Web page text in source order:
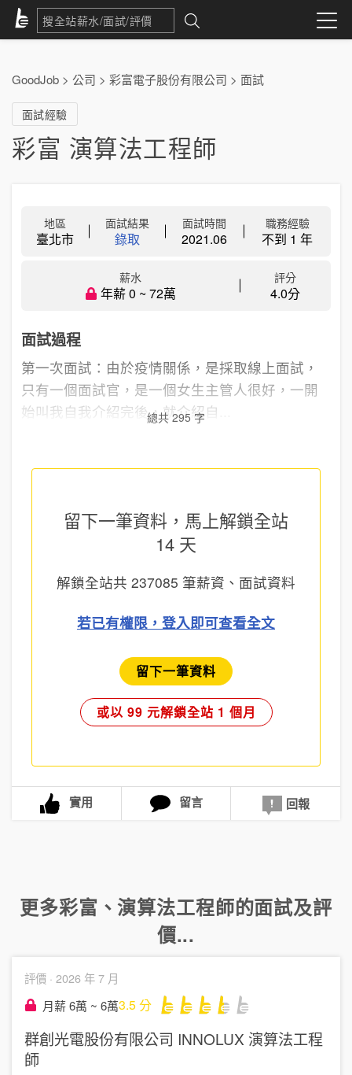
GoodJob > 公司 > 彩富電子股份有限公司 > 面試
面試經驗
彩富 演算法工程師
地區
臺北市
面試結果
錄取
面試時間
2021.06
職務經驗
不到 1 年
薪水
年薪 0 ~ 72萬
評分
4.0分
面試過程
第一次面試：由於疫情關係，是採取線上面試，
只有一個面試官，是一個女生主管人很好，一開
始叫我自我介紹完後，就介紹自...
總共 295 字
留下一筆資料，馬上解鎖全站
14 天
解鎖全站共 237085 筆薪資、面試資料
若已有權限，登入即可查看全文
留下一筆資料
或以 99 元解鎖全站 1 個月
實用 留言 回報
更多彩富 、演算法工程師的面試及評
價...
評價 · 2026 年 7 月
月薪 6萬 ~ 6萬3.5分
群創光電股份有限公司 INNOLUX 演算法工程
師